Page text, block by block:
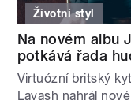
Životní styl
Na novém albu
potkává řada
Virtuózní britský
Lavash nahrál